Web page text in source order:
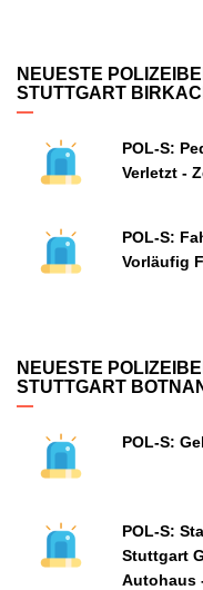
NEUESTE
STUTTGART
POL-S:
Verletzt -
POL-S:
Vorläufig
NEUESTE
STUTTGART
POL-S:
POL-S:
Stuttgart
Autohaus